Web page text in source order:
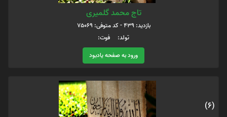
تاج محمد گلمیری
بازدید: 439 - کد متوفی: 75069
تولد: فوت:
ورود به صفحه یادبود
(6)